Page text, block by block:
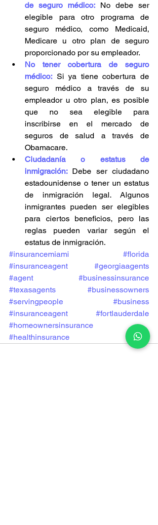
de seguro médico: No debe ser
elegible para otro programa de
seguro médico, como Medicaid,
Medicare u otro plan de seguro
proporcionado por su empleador.
No tener cobertura de seguro
médico: Si ya tiene cobertura de
seguro médico a través de su
empleador u otro plan, es posible
que no sea elegible para
inscribirse en el mercado de
seguros de salud a través de
Obamacare.
Ciudadanía o estatus de
inmigración: Debe ser ciudadano
estadounidense o tener un estatus
de inmigración legal. Algunos
inmigrantes pueden ser elegibles
para ciertos beneficios, pero las
reglas pueden variar según el
estatus de inmigración.
#insurancemiami
#florida
#insuranceagent
#georgiaagents
#agent
#businessinsurance
#texasagents
#businessowners
#servingpeople
#business
#insuranceagent
#fortlauderdale
#homeownersinsurance
#healthinsurance